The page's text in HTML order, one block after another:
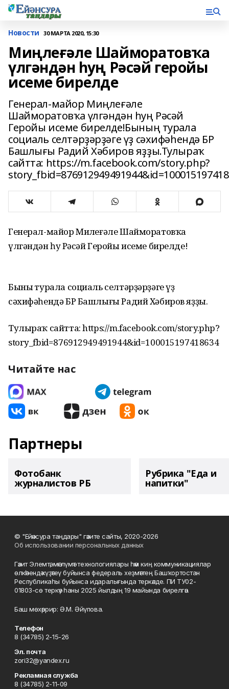
Новости 30 МАРТА 2020, 15:30
Миңлеғәле Шайморатовҡа
үлгәндән һуң Рәсәй геройы
исеме бирелде
Генерал-майор Миңлеғәле
Шайморатовҡа үлгәндән һуң Рәсәй
Геройы исеме бирелде!Бының турала
социаль селтәрҙәрҙәге үҙ сәхифәһендә БР
Башлығы Радий Хәбиров яҙҙы.Тулыраҡ
сайтта: https://m.facebook.com/story.php?
Генерал-майор Миңлеғәле Шайморатовҡа
үлгәндән һуң Рәсәй Геройы исеме бирелде!
Бының турала социаль селтәрҙәрҙәге үҙ
сәхифәһендә БР Башлығы Радий Хәбиров яҙҙы.
Тулыраҡ сайтта: https://m.facebook.com/story.php?
story_fbid=876912949491944&id=100015197418634
Читайте нас
Партнеры
Фотобанк
журналистов РБ
Рубрика "Еда и
напитки"
© "Ейәнсура таңдары" гәзите сайты, 2020-2026
Об использовании персональных данных
Гәзит Элемтә, мәғлүмәт технологиялары һәм киң коммуникациялар
өлкәһендә күҙәтеү буйынса федераль хеҙмәттең Башҡортостан
Республикаһы буйынса идаралығында теркәлде. ПИ ТУ02-
01803-сө теркәү һаны 2025 йылдың 19 майында бирелгән.
Баш мөхәррир: Ә.М. Әйүпова.
Телефон
8 (34785) 2-15-26
Эл. почта
zori32@yandex.ru
Рекламная служба
8 (34785) 2-11-09